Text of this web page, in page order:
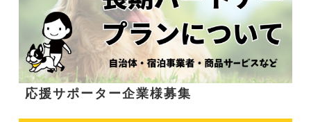
応援サポーター企業様募集